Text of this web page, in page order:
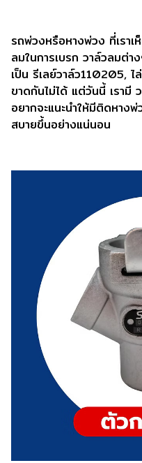
รถพ่วงหรือหางพ่วง ที่เราเ
ลมในการเบรก วาล์วลมต่
เป็น รีเลย์วาล์ว110205,
ขาดกันไม่ได้ แต่วันนี้ เรามี
อยากจะแนะนำให้มีติดหาง
สบายขึ้นอย่างแน่นอน